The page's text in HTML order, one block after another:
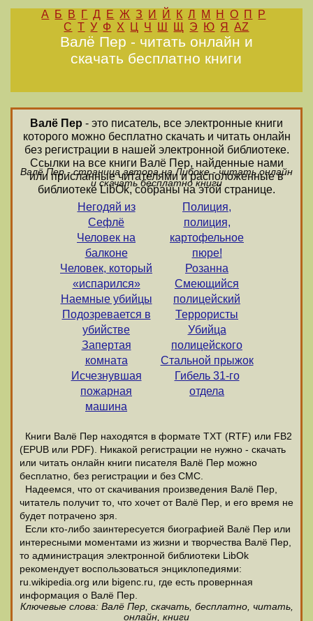
А Б В Г Д Е Ж З И Й К Л М Н О П
Р
С Т У Ф Х Ц Ч Ш Щ Э Ю Я AZ
Валё Пер - читать онлайн и
скачать бесплатно книги
Валё Пер - это писатель, все электронные книги
которого можно бесплатно скачать и читать онлайн
без регистрации в нашей электронной библиотеке.
Ссылки на все книги Валё Пер, найденные нами
или присланные читателями и расположенные в
библиотеке LibOk, собраны на этой странице.
Валё Пер - страница автора на Либоке - читать онлайн
и скачать бесплатно книги
Негодяй из
Сефлё
Человек на
балконе
Человек, который
«испарился»
Наемные убийцы
Подозревается в
убийстве
Запертая
комната
Исчезнувшая
пожарная
машина
Полиция,
полиция,
картофельное
пюре!
Розанна
Смеющийся
полицейский
Террористы
Убийца
полицейского
Стальной прыжок
Гибель 31-го
отдела
Книги Валё Пер находятся в формате ТХТ (RTF) или FB2
(EPUB или PDF). Никакой регистрации не нужно - скачать
или читать онлайн книги писателя Валё Пер можно
бесплатно, без регистрации и без СМС.
Надеемся, что от скачивания произведения Валё Пер,
читатель получит то, что хочет от Валё Пер, и его время не
будет потрачено зря.
Если кто-либо заинтересуется биографией Валё Пер или
интересными моментами из жизни и творчества Валё Пер,
то администрация электронной библиотеки LibOk
рекомендует воспользоваться энциклопедиями:
ru.wikipedia.org или bigenc.ru, где есть провернная
информация о Валё Пер.
Ключевые слова: Валё Пер, скачать, бесплатно, читать,
онлайн, книги